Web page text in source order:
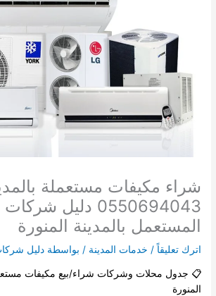
شراء مكيفات مستعملة
0550694043 دليل
المستعمل بالمدينة المنورة
اترك تعليقاً / خدمات المدينة / بواسطة دليل
📋 جدول محلات وشركات شراء/بيع مكيفات
المنورة